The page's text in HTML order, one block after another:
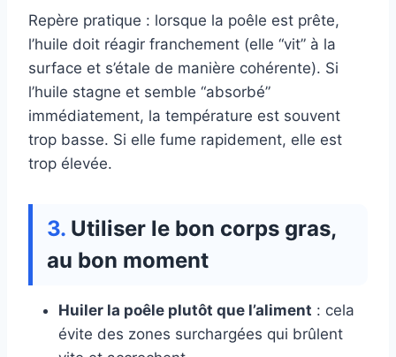
Repère pratique : lorsque la poêle est prête,
l’huile doit réagir franchement (elle “vit” à la
surface et s’étale de manière cohérente). Si
l’huile stagne et semble “absorbé”
immédiatement, la température est souvent
trop basse. Si elle fume rapidement, elle est
trop élevée.
Utiliser le bon corps gras,
au bon moment
Huiler la poêle plutôt que l’aliment : cela
évite des zones surchargées qui brûlent